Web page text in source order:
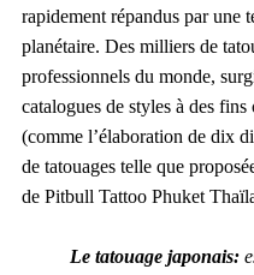
rapidement répandus par une
planétaire. Des milliers de
professionnels du monde,
catalogues de styles à des fins
(comme l’élaboration de dix
de tatouages telle que
de Pitbull Tattoo Phuket
Le tatouage japonais: